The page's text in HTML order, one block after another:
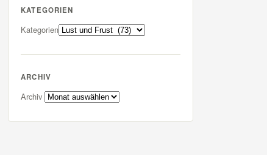
KATEGORIEN
Kategorien
ARCHIV
Archiv